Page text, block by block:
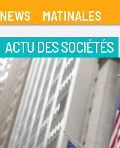
NEWS MATINALES
ACTU DES SOCIÉTÉS